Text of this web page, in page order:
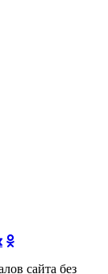
сайта без